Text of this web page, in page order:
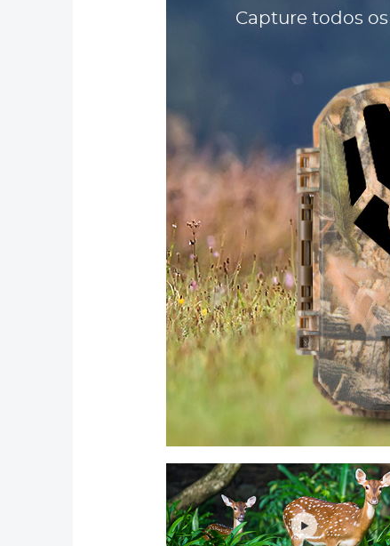
Capture todos